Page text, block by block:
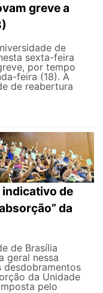
greve a
de
sexta-feira
por tempo
feira (18). A
de reabertura
indicativo de
da
de Brasília
geral nessa
desdobramentos
da Unidade
pelo